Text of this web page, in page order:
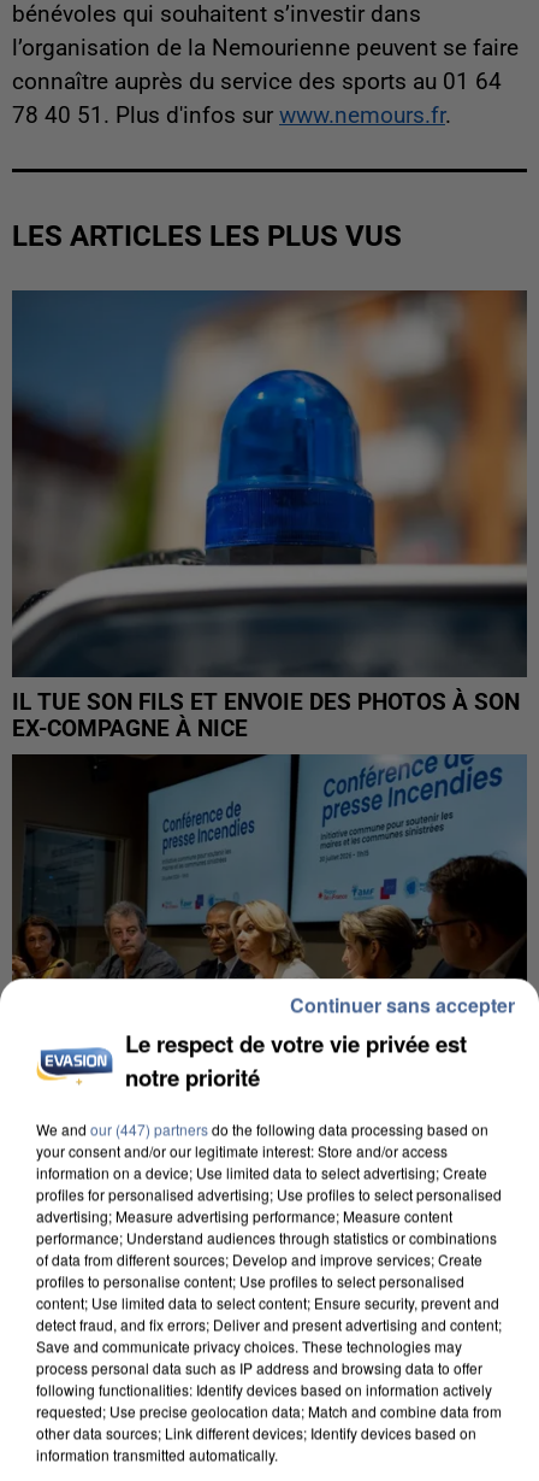
bénévoles qui souhaitent s’investir dans
l’organisation de la Nemourienne peuvent se faire
connaître auprès du service des sports au 01 64
78 40 51. Plus d'infos sur www.nemours.fr.
LES ARTICLES LES PLUS VUS
IL TUE SON FILS ET ENVOIE DES PHOTOS À SON
EX-COMPAGNE À NICE
INCENDIES : L’ÎLE-DE-FRANCE LANCE UN ÉLAN
DE SOLIDARITÉ AVEC LES...
Le respect de votre vie privée est
notre priorité
We and our (447) partnersdo the following data processing based on
your consent and/or our legitimate interest: Store and/or access
information on a device; Use limited data to select advertising; Create
profiles for personalised advertising; Use profiles to select personalised
advertising; Measure advertising performance; Measure content
performance; Understand audiences through statistics or combinations
of data from different sources; Develop and improve services; Create
profiles to personalise content; Use profiles to select personalised
content; Use limited data to select content; Ensure security, prevent and
detect fraud, and fix errors; Deliver and present advertising and content;
Save and communicate privacy choices. These technologies may
process personal data such as IP address and browsing data to offer
following functionalities: Identify devices based on information actively
requested; Use precise geolocation data; Match and combine data from
other data sources; Link different devices; Identify devices based on
information transmitted automatically.
Continuer sans accepter